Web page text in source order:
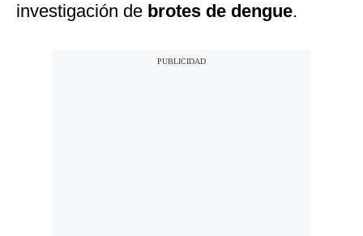
investigación de brotes de dengue.